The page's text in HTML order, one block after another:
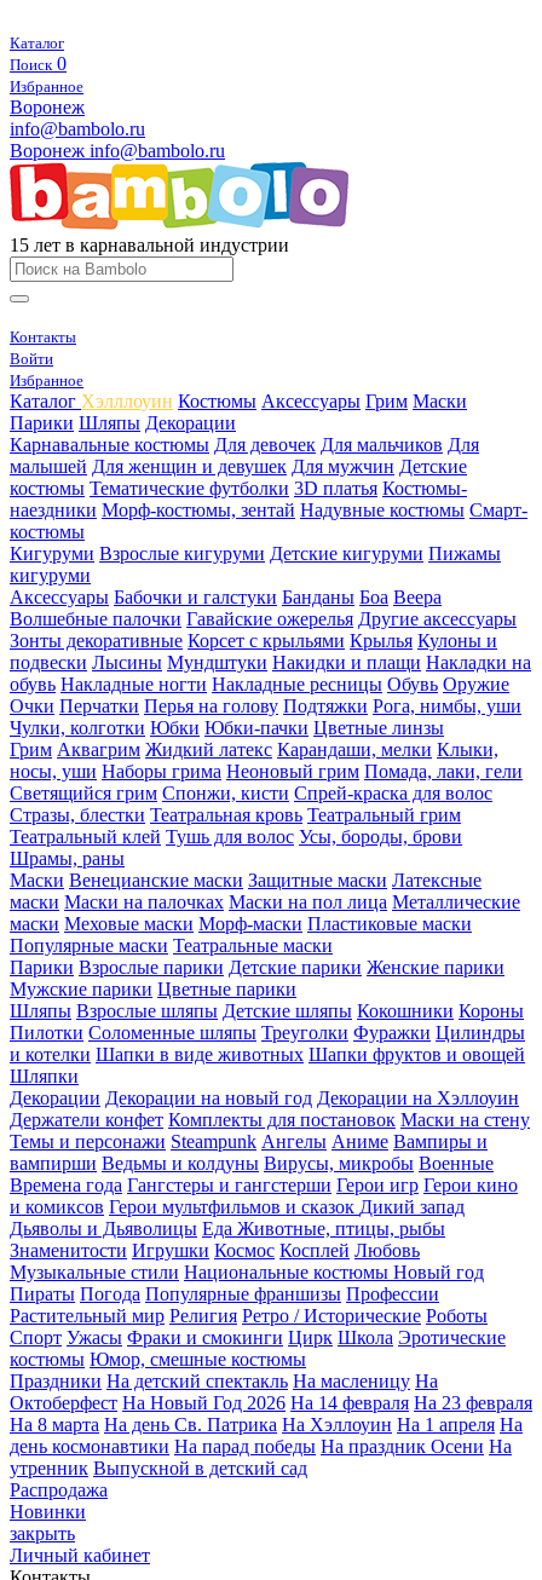
Каталог
Поиск 0
Избранное
Воронеж
info@bambolo.ru
Воронеж info@bambolo.ru
15 лет в карнавальной индустрии
Контакты
Войти
Избранное
Каталог Хэлллоуин Костюмы Аксессуары Грим Маски
Парики Шляпы Декорации
Карнавальные костюмы Для девочек Для мальчиков Для
малышей Для женщин и девушек Для мужчин Детские
костюмы Тематические футболки 3D платья Костюмы-
наездники Морф-костюмы, зентай Надувные костюмы Смарт-
костюмы
Кигуруми Взрослые кигуруми Детские кигуруми Пижамы
кигуруми
Аксессуары Бабочки и галстуки Банданы Боа Веера
Волшебные палочки Гавайские ожерелья Другие аксессуары
Зонты декоративные Корсет с крыльями Крылья Кулоны и
подвески Лысины Мундштуки Накидки и плащи Накладки на
обувь Накладные ногти Накладные ресницы Обувь Оружие
Очки Перчатки Перья на голову Подтяжки Рога, нимбы, уши
Чулки, колготки Юбки Юбки-пачки Цветные линзы
Грим Аквагрим Жидкий латекс Карандаши, мелки Клыки,
носы, уши Наборы грима Неоновый грим Помада, лаки, гели
Светящийся грим Спонжи, кисти Спрей-краска для волос
Стразы, блестки Театральная кровь Театральный грим
Театральный клей Тушь для волос Усы, бороды, брови
Шрамы, раны
Маски Венецианские маски Защитные маски Латексные
маски Маски на палочках Маски на пол лица Металлические
маски Меховые маски Морф-маски Пластиковые маски
Популярные маски Театральные маски
Парики Взрослые парики Детские парики Женские парики
Мужские парики Цветные парики
Шляпы Взрослые шляпы Детские шляпы Кокошники Короны
Пилотки Соломенные шляпы Треуголки Фуражки Цилиндры
и котелки Шапки в виде животных Шапки фруктов и овощей
Шляпки
Декорации Декорации на новый год Декорации на Хэллоуин
Держатели конфет Комплекты для постановок Маски на стену
Темы и персонажи Steampunk Ангелы Аниме Вампиры и
вампирши Ведьмы и колдуны Вирусы, микробы Военные
Времена года Гангстеры и гангстерши Герои игр Герои кино
и комиксов Герои мультфильмов и сказок Дикий запад
Дьяволы и Дьяволицы Еда Животные, птицы, рыбы
Знаменитости Игрушки Космос Косплей Любовь
Музыкальные стили Национальные костюмы Новый год
Пираты Погода Популярные франшизы Профессии
Растительный мир Религия Ретро / Исторические Роботы
Спорт Ужасы Фраки и смокинги Цирк Школа Эротические
костюмы Юмор, смешные костюмы
Праздники На детский спектакль На масленицу На
Октоберфест На Новый Год 2026 На 14 февраля На 23 февраля
На 8 марта На день Св. Патрика На Хэллоуин На 1 апреля На
день космонавтики На парад победы На праздник Осени На
утренник Выпускной в детский сад
Распродажа
Новинки
закрыть
Личный кабинет